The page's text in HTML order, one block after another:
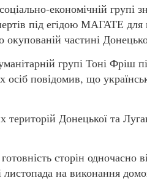
економічній
під егідою МАГАТЕ для
окупованій частині
групі Тоні Фріш
осіб повідомив, що
Донецької та
сторін
листопада на виконання